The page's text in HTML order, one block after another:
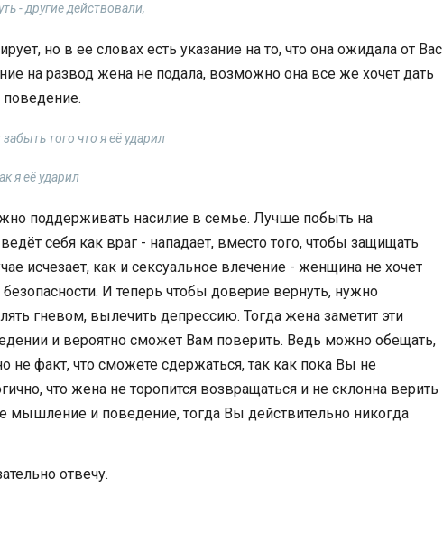
- другие действовали,
но в ее словах есть указание на то, что она ожидала от Вас
на развод жена не подала, возможно она все же хочет дать
того что я её ударил
я её ударил
поддерживать насилие в семье. Лучше побыть на
себя как враг - нападает, вместо того, чтобы защищать
исчезает, как и сексуальное влечение - женщина не хочет
И теперь чтобы доверие вернуть, нужно
гневом, вылечить депрессию. Тогда жена заметит эти
и вероятно сможет Вам поверить. Ведь можно обещать,
не факт, что сможете сдержаться, так как пока Вы не
что жена не торопится возвращаться и не склонна верить
и поведение, тогда Вы действительно никогда
отвечу.